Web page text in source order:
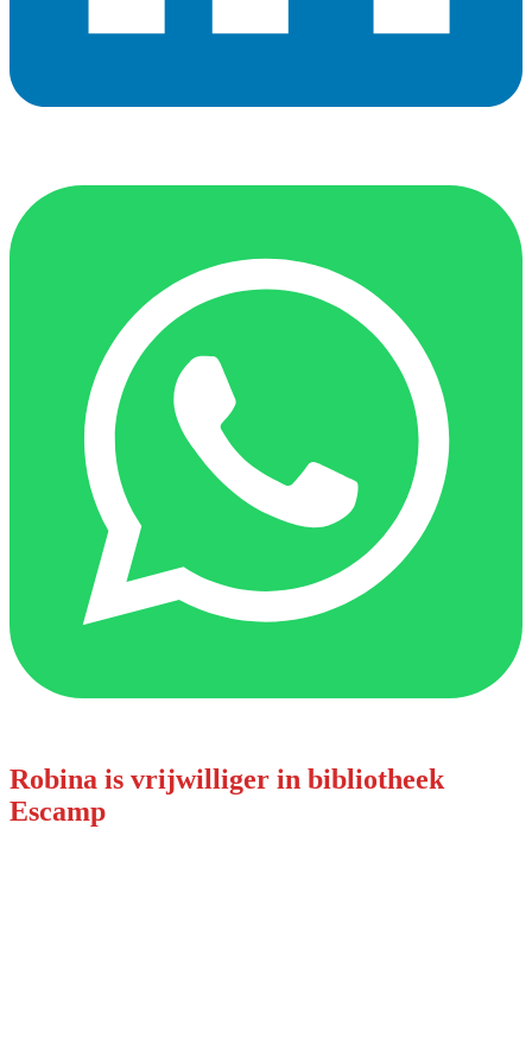
Robina is vrijwilliger in bibliotheek
Escamp